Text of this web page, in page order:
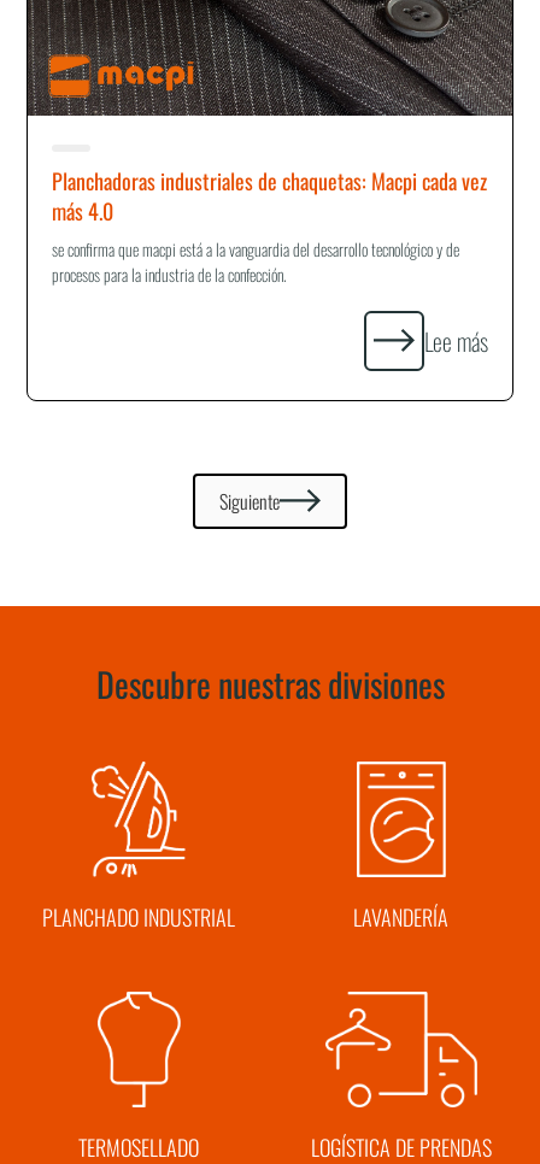
Planchadoras industriales de chaquetas: Macpi cada vez
más 4.0
se confirma que macpi está a la vanguardia del desarrollo tecnológico y de
procesos para la industria de la confección.
Lee más
Siguiente
Descubre nuestras divisiones
PLANCHADO INDUSTRIAL LAVANDERÍA
TERMOSELLADO LOGÍSTICA DE PRENDAS